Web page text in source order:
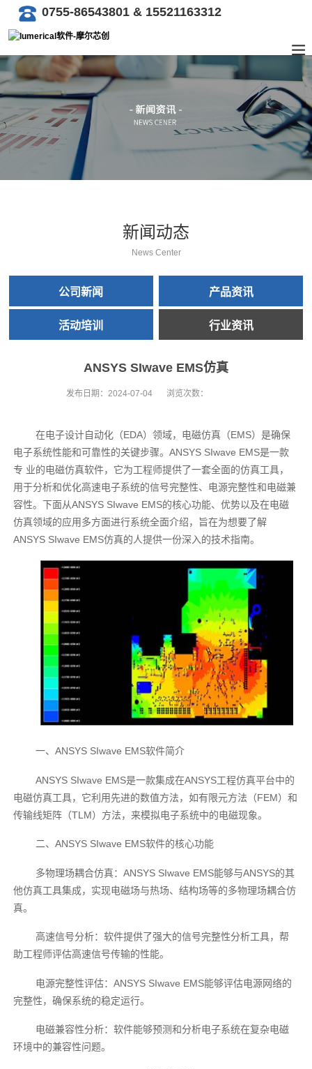
0755-86543801 & 15521163312
新闻动态
News Center
公司新闻 产品资讯
活动培训 行业资讯
ANSYS SIwave EMS仿真
发布日期： 2024-07-04 浏览次数：
在电子设计自动化（EDA）领域，电磁仿真（EMS）是确保
电子系统性能和可靠性的关键步骤。ANSYS SIwave EMS是一款
专 业的电磁仿真软件，它为工程师提供了一套全面的仿真工具，
用于分析和优化高速电子系统的信号完整性、电源完整性和电磁兼
容性。下面从ANSYS SIwave EMS的核心功能、优势以及在电磁
仿真领域的应用多方面进行系统全面介绍，旨在为想要了解
ANSYS SIwave EMS仿真的人提供一份深入的技术指南。
一、ANSYS SIwave EMS软件简介
ANSYS SIwave EMS是一款集成在ANSYS工程仿真平台中的
电磁仿真工具，它利用先进的数值方法，如有限元方法（FEM）和
传输线矩阵（TLM）方法，来模拟电子系统中的电磁现象。
二、ANSYS SIwave EMS软件的核心功能
多物理场耦合仿真：ANSYS SIwave EMS能够与ANSYS的其
他仿真工具集成，实现电磁场与热场、结构场等的多物理场耦合仿
真。
高速信号分析：软件提供了强大的信号完整性分析工具，帮
助工程师评估高速信号传输的性能。
电源完整性评估：ANSYS SIwave EMS能够评估电源网络的
完整性，确保系统的稳定运行。
电磁兼容性分析：软件能够预测和分析电子系统在复杂电磁
环境中的兼容性问题。